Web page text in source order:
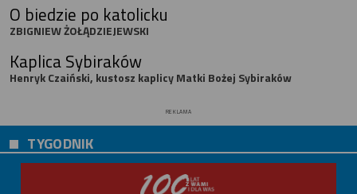
O biedzie po katolicku
ZBIGNIEW ŻOŁĄDZIEJEWSKI
Kaplica Sybiraków
Henryk Czaiński, kustosz kaplicy Matki Bożej Sybiraków
REKLAMA
TYGODNIK